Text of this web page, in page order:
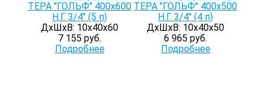
ТЕРА "ГОЛЬФ" 400х600
Н.Г. 3/4" (5 п)
ДхШхВ: 10х40х60
7 155 руб.
Подробнее
ТЕРА "ГОЛЬФ" 400х500
Н.Г. 3/4" (4 п)
ДхШхВ: 10х40х50
6 965 руб.
Подробнее